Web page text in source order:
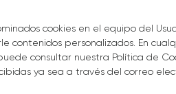
cookies en el equipo del
contenidos personalizados. En
consultar nuestra Política de
ya sea a través del correo